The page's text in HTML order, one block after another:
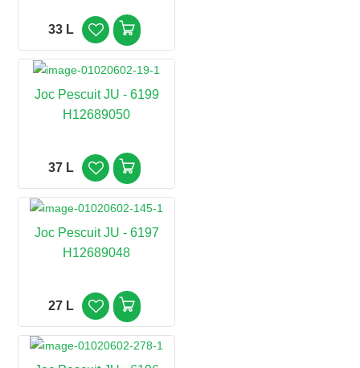
33 L
Joc Pescuit JU - 6199
H12689050
37 L
Joc Pescuit JU - 6197
H12689048
27 L